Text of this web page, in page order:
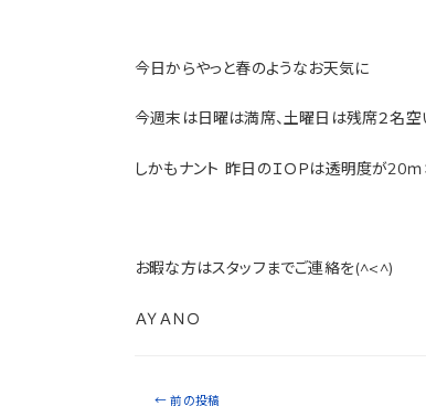
今日からやっと春のようなお天気に
今週末は日曜は満席、土曜日は残席２名空
しかもナント 昨日のＩＯＰは透明度が20
お暇な方はスタッフまでご連絡を(^<^)
ＡＹＡＮＯ
← 前の投稿